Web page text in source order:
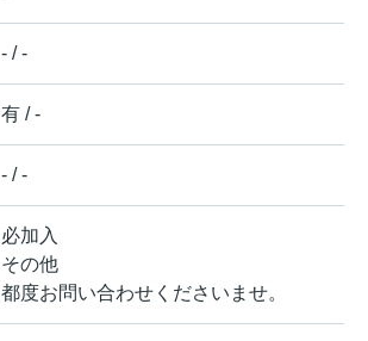
- / -
有 / -
- / -
必加入
その他
都度お問い合わせくださいませ。